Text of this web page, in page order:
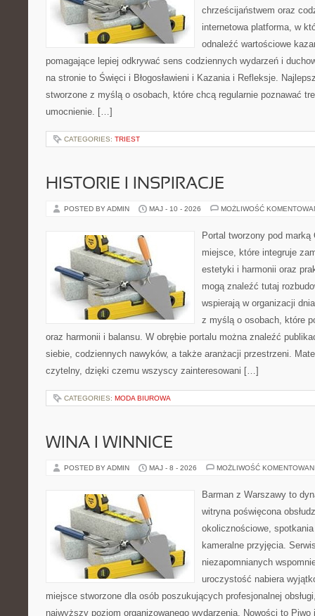
chrześcijaństwem oraz
internetowa platforma, w
odnaleźć wartościowe
pomagające lepiej odkrywać sens codziennych wydarzeń i
na stronie to Święci i Błogosławieni i Kazania i Refleksje.
stworzone z myślą o osobach, które chcą regularnie poznawać
umocnienie. […]
CATEGORIES: TRIEST
HISTORIE I INSPIRACJE
POSTED BY ADMIN MAJ - 10 - 2026 MOŻLIWOŚĆ
Portal tworzony pod
miejsce, które integruje
estetyki i harmonii oraz
mogą znaleźć tutaj
wspierają w organizacji
z myślą o osobach, które
oraz harmonii i balansu. W obrębie portalu można znaleźć
siebie, codziennych nawyków, a także aranżacji przestrzeni.
czytelny, dzięki czemu wszyscy zainteresowani […]
CATEGORIES: MODA BIUROWA
WINA I WINNICE
POSTED BY ADMIN MAJ - 8 - 2026 MOŻLIWOŚĆ
Barman z Warszawy to
witryna poświęcona
okolicznościowe,
kameralne przyjęcia.
niezapomnianych
uroczystość nabiera
miejsce stworzone dla osób poszukujących profesjonalnej
najwyższy poziom organizowanego wydarzenia. Nowości to